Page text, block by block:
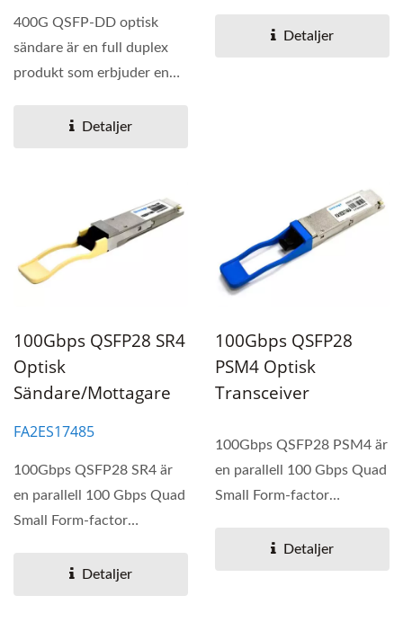
400G QSFP-DD optisk
sändare är en full duplex
produkt som erbjuder en
Detaljer
Detaljer
100Gbps QSFP28 SR4
Optisk
Sändare/Mottagare
FA2ES17485
100Gbps QSFP28 SR4 är
en parallell 100 Gbps Quad
Small Form-factor
Detaljer
100Gbps QSFP28
PSM4 Optisk
Transceiver
100Gbps QSFP28 PSM4 är
en parallell 100 Gbps Quad
Small Form-factor
Detaljer